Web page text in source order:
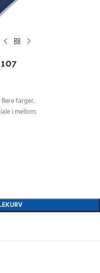
farger.
i mellom.